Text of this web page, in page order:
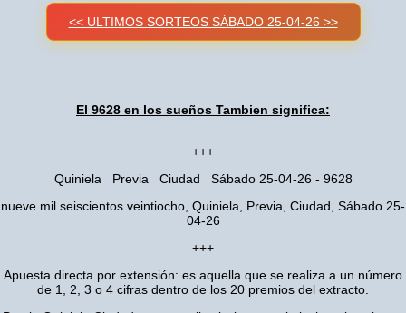
<< ULTIMOS SORTEOS SÁBADO 25-04-26 >>
El 9628 en los sueños Tambien significa:
+++
Quiniela Previa Ciudad Sábado 25-04-26 - 9628
nueve mil seiscientos veintiocho, Quiniela, Previa, Ciudad, Sábado 25-
04-26
+++
Apuesta directa por extensión: es aquella que se realiza a un número
de 1, 2, 3 o 4 cifras dentro de los 20 premios del extracto.